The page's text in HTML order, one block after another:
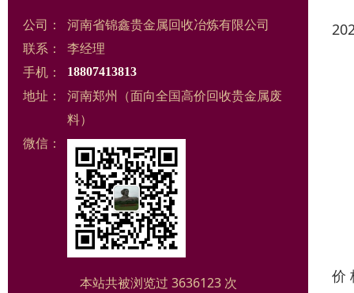
公司：
河南省锦鑫贵金属回收冶炼有限公司
联系：
李经理
手机：
18807413813
地址：
河南郑州（面向全国高价回收贵金属废
料）
微信：
本站共被浏览过 3636123 次 价